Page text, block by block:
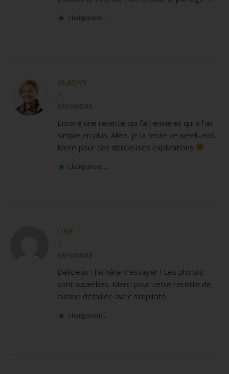
chargement…
GLADYS
Encore une recette qui fait envie et qui a l’air
simple en plus. Allez, je la teste ce week-end.
Merci pour ces délicieuses explications
chargement…
LINE
Délicieux ! J’ai hâte d’essayer ! Les photos
sont superbes. Merci pour cette recette de
cuisine détaillée avec simplicité
chargement…